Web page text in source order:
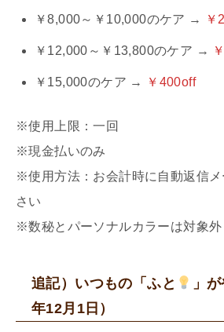
￥8,000～￥10,000のケア → ￥
￥12,000～￥13,800のケア →
￥15,000のケア → ￥400off
※使用上限：一回
※現金払いのみ
※使用方法：お会計時に自動返信
さい
※数秘とパーソナルカラーは対象外
追記）いつもの「ふと
」
年12月1日）